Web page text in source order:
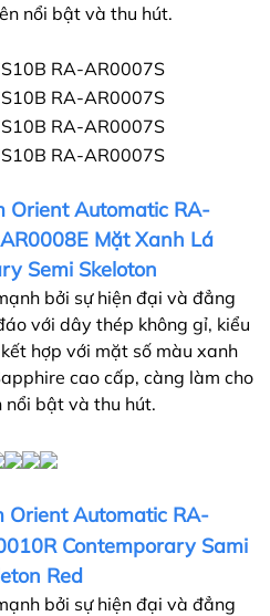
nổi bật và thu hút.
Orient Automatic RA-
Mặt Xanh Lá
Semi Skeloton
bởi sự hiện đại và đẳng
với dây thép không gỉ, kiểu
hợp với mặt số màu xanh
cao cấp, càng làm cho
nổi bật và thu hút.
Orient Automatic RA-
Contemporary Sami
Red
bởi sự hiện đại và đẳng